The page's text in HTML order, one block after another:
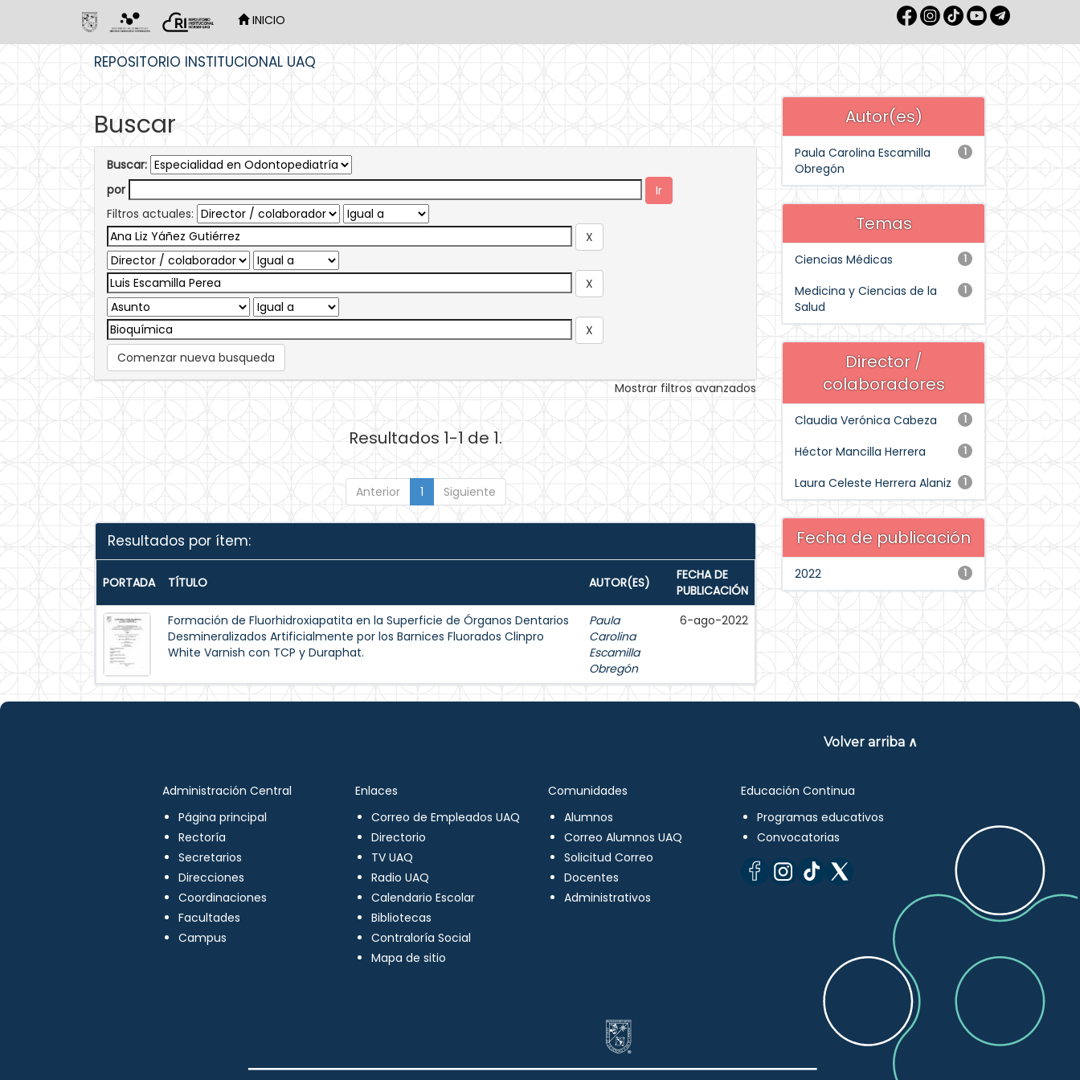
INICIO
REPOSITORIO INSTITUCIONAL UAQ
Buscar
Buscar:
por
Filtros actuales:
Comenzar nueva busqueda
Mostrar filtros avanzados
Resultados 1-1 de 1.
Anterior 1 Siguiente
Resultados por ítem:
PORTADA TÍTULO AUTOR(ES)
FECHA DE
PUBLICACIÓN
Formación de Fluorhidroxiapatita en la Superficie de Órganos Dentarios
Desmineralizados Artificialmente por los Barnices Fluorados Clinpro
White Varnish con TCP y Duraphat.
Paula
Carolina
Escamilla
Obregón
6-ago-2022
Autor(es)
1
Paula Carolina Escamilla
Obregón
Temas
1
Ciencias Médicas
1
Medicina y Ciencias de la
Salud
Director /
colaboradores
1
Claudia Verónica Cabeza
1
Héctor Mancilla Herrera
1
Laura Celeste Herrera Alaniz
Fecha de publicación
1
2022
Volver arriba ∧
Administración Central
Página principal
Rectoría
Secretarios
Direcciones
Coordinaciones
Facultades
Campus
Enlaces
Correo de Empleados UAQ
Directorio
TV UAQ
Radio UAQ
Calendario Escolar
Bibliotecas
Contraloría Social
Mapa de sitio
Comunidades
Alumnos
Correo Alumnos UAQ
Solicitud Correo
Docentes
Administrativos
Educación Continua
Programas educativos
Convocatorias